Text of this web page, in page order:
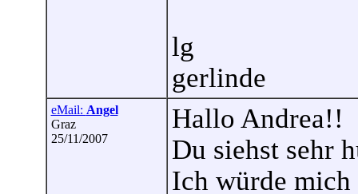
lg
gerlinde
eMail: Angel
Graz
25/11/2007
Hallo Andrea!!
Du siehst sehr
Ich würde